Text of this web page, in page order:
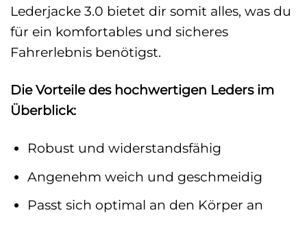
Lederjacke 3.0 bietet dir somit alles, was du
für ein komfortables und sicheres
Fahrerlebnis benötigst.
Die Vorteile des hochwertigen Leders im
Überblick:
Robust und widerstandsfähig
Angenehm weich und geschmeidig
Passt sich optimal an den Körper an